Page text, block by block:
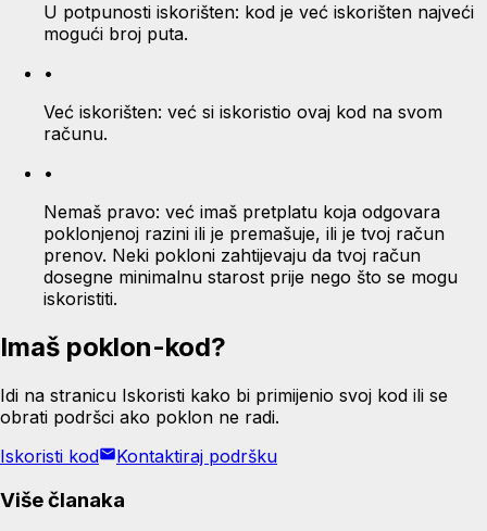
U potpunosti iskorišten: kod je već iskorišten najveći
mogući broj puta.
•
Već iskorišten: već si iskoristio ovaj kod na svom
računu.
•
Nemaš pravo: već imaš pretplatu koja odgovara
poklonjenoj razini ili je premašuje, ili je tvoj račun
prenov. Neki pokloni zahtijevaju da tvoj račun
dosegne minimalnu starost prije nego što se mogu
iskoristiti.
Imaš poklon-kod?
Idi na stranicu Iskoristi kako bi primijenio svoj kod ili se
obrati podršci ako poklon ne radi.
Iskoristi kod
Kontaktiraj podršku
Više članaka